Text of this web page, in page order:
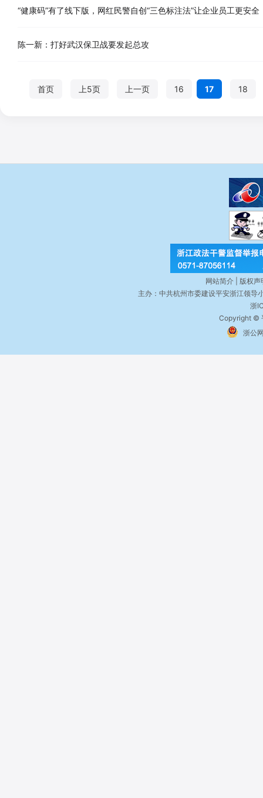
“健康码”有了线下版，网红民警自创“三色标注法”让企业员工更安全
陈一新：打好武汉保卫战要发起总攻
首页 上5页 上一页 16 17 18
网站简介 | 版权
主办：中共杭州市委建设平安浙江领导
浙
Copyright ©
浙公